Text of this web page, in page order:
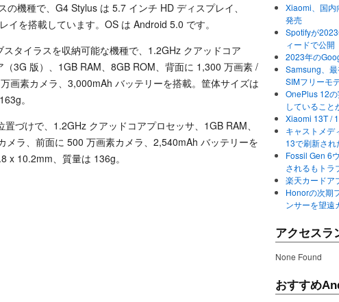
の機種で、G4 Stylus は 5.7 インチ HD ディスプレイ、
イを搭載しています。OS は Android 5.0 です。
タイラスを収納可能な機種で、1.2GHz クアッドコア
（3G 版）、1GB RAM、8GB ROM、背面に 1,300 万画素 /
画素カメラ、3,000mAh バッテリーを搭載。筐体サイズは
。
づけで、1.2GHz クアッドコアプロセッサ、1GB RAM、
メラ、前面に 500 万画素カメラ、2,540mAh バッテリーを
x 10.2mm、質量は 136g。
Xiaomi、国内
発売
Spotifyが
ィードで公開
2023年の
Samsung、
SIMフリーモ
OnePlus 12
していること
Xiaomi 13T /
キャストメデ
13で刷新さ
Fossil Gen 6
されるもトラ
楽天カードア
Honorの次期
ンサーを望遠
アクセスラ
None Found
おすすめ